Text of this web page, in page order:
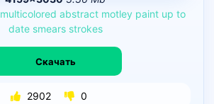
multicolored abstract motley paint up to
date smears strokes
Скачать
2902 0